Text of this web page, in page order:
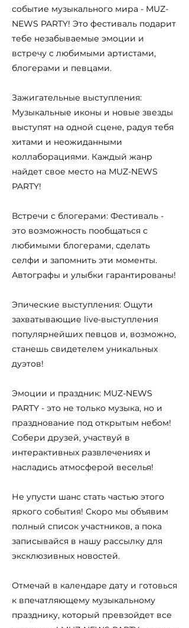
событие музыкального мира - MUZ-
NEWS PARTY! Это фестиваль подарит
тебе незабываемые эмоции и
встречу с любимыми артистами,
блогерами и певцами.
Зажигательные выступления:
Музыкальные иконы и новые звезды
выступят на одной сцене, радуя тебя
хитами и неожиданными
коллаборациями. Каждый жанр
найдет свое место на MUZ-NEWS
PARTY!
Встречи с блогерами: Фестиваль -
это возможность пообщаться с
любимыми блогерами, сделать
селфи и запомнить эти моменты.
Автографы и улыбки гарантированы!
Эпические выступления: Ощути
захватывающие live-выступления
популярнейших певцов и, возможно,
станешь свидетелем уникальных
дуэтов!
Эмоции и праздник: MUZ-NEWS
PARTY - это не только музыка, но и
празднование под открытым небом!
Собери друзей, участвуй в
интерактивных развлечениях и
насладись атмосферой веселья!
Не упусти шанс стать частью этого
яркого события! Скоро мы объявим
полный список участников, а пока
записывайся в нашу рассылку для
эксклюзивных новостей.
Отмечай в календаре дату и готовься
к впечатляющему музыкальному
празднику, который превзойдет все